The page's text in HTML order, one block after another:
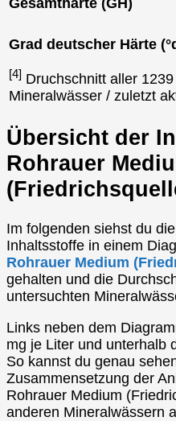
Grad deutscher Härte
[4] Druchschnitt aller
Mineralwässer / zuletzt
Übersicht der
Rohrauer
Im folgenden siehst du
Inhaltsstoffe in einem
Rohrauer Medium
gehalten und die
untersuchten
Links neben dem
mg je Liter und unterhalb
So kannst du genau
Zusammensetzung der
Rohrauer Medium
anderen Mineralwässern